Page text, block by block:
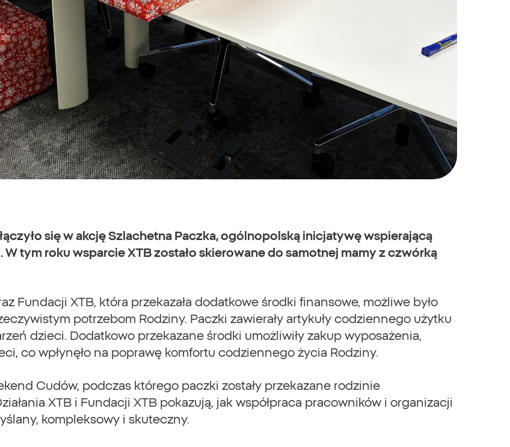
się w akcję Szlachetna Paczka, ogólnopolską inicjatywę wspierającą
tym roku wsparcie XTB zostało skierowane do samotnej mamy z czwórką
Fundacji XTB, która przekazała dodatkowe środki finansowe, możliwe było
potrzebom Rodziny. Paczki zawierały artykuły codziennego użytku
dzieci. Dodatkowo przekazane środki umożliwiły zakup wyposażenia,
co wpłynęło na poprawę komfortu codziennego życia Rodziny.
Cudów, podczas którego paczki zostały przekazane rodzinie
XTB i Fundacji XTB pokazują, jak współpraca pracowników i organizacji
kompleksowy i skuteczny.